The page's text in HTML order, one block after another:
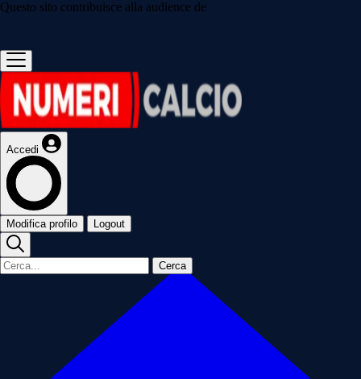
Questo sito contribuisce alla audience de
Accedi
Modifica profilo Logout
Cerca